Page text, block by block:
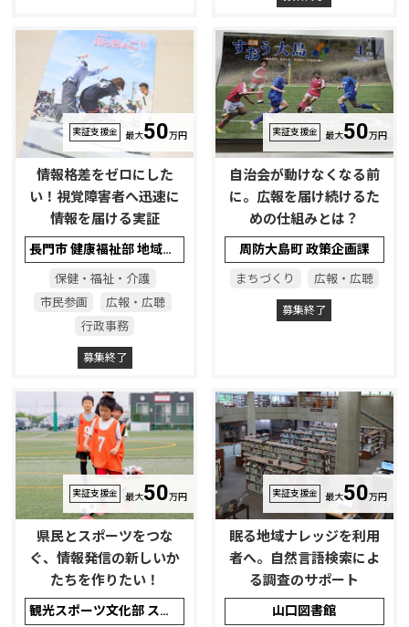
実証支援金 最大50万円
情報格差をゼロにした
い！視覚障害者へ迅速に
情報を届ける実証
長門市 健康福祉部 地域福祉課（障害者支援班）
保健・福祉・介護
市民参画
広報・広聴
行政事務
募集終了
実証支援金 最大50万円
自治会が動けなくなる前
に。広報を届け続けるた
めの仕組みとは？
周防大島町 政策企画課
まちづくり 広報・広聴
募集終了
実証支援金 最大50万円
県民とスポーツをつな
ぐ、情報発信の新しいか
たちを作りたい！
観光スポーツ文化部 スポーツ推進課
実証支援金 最大50万円
眠る地域ナレッジを利用
者へ。自然言語検索によ
る調査のサポート
山口図書館